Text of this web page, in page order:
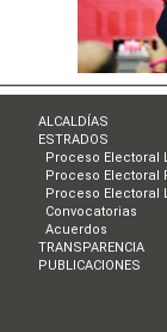
ALCALDÍAS
ESTRADOS
Proceso Electoral
Proceso Electoral
Proceso Electoral
Convocatorias
Acuerdos
TRANSPARENCIA
PUBLICACIONES